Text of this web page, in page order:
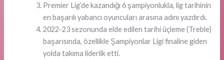
Premier Lig’de kazandığı 6 şampiyonlukla, lig tarihinin
en başarılı yabancı oyuncuları arasına adını yazdırdı.
2022-23 sezonunda elde edilen tarihi üçleme (Treble)
başarısında, özellikle Şampiyonlar Ligi finaline giden
yolda takıma liderlik etti.